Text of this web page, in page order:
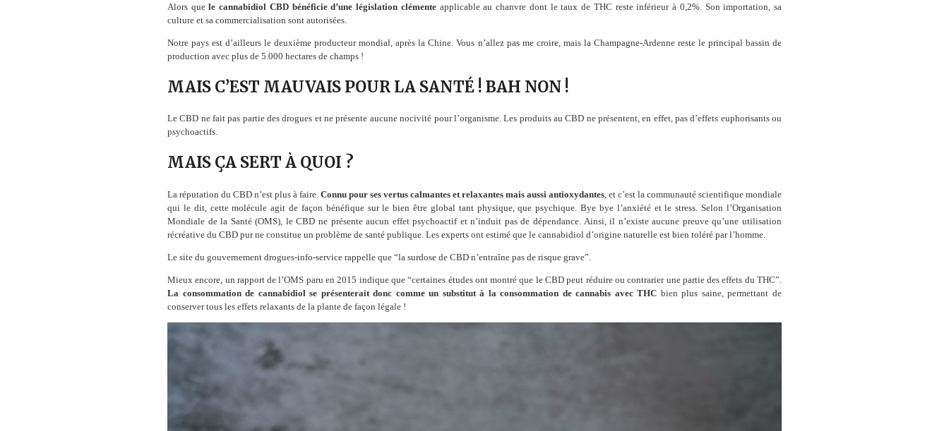
Alors quele cannabidiol CBD bénéficie d’une législation clémenteapplicable au chanvre dont le taux de THC reste inférieur à 0,2%. Son importation, sa
culture et sa commercialisation sont autorisées.
Notre pays est d’ailleurs le deuxième producteur mondial, après la Chine. Vous n’allez pas me croire, mais la Champagne-Ardenne reste le principal bassin de
production avec plus de 5.000 hectares de champs !
MAIS C’EST MAUVAIS POUR LA SANTÉ ! BAH NON !
Le CBD ne fait pas partie des drogues et ne présente aucune nocivité pour l’organisme. Les produits au CBD ne présentent, en effet, pas d’effets euphorisants ou
psychoactifs.
MAIS ÇA SERT À QUOI ?
La réputation du CBD n’est plus à faire. Connu pour ses vertus calmantes et relaxantes mais aussi antioxydantes , et c’est la communauté scientifique mondiale
qui le dit, cette molécule agit de façon bénéfique sur le bien être global tant physique, que psychique. Bye bye l’anxiété et le stress. Selon l’Organisation
Mondiale de la Santé (OMS), le CBD ne présente aucun effet psychoactif et n’induit pas de dépendance. Ainsi, il n’existe aucune preuve qu’une utilisation
récréative du CBD pur ne constitue un problème de santé publique. Les experts ont estimé que le cannabidiol d’origine naturelle est bien toléré par l’homme.
Le site du gouvernement drogues-info-service rappelle que “la surdose de CBD n’entraîne pas de risque grave”.
Mieux encore, un rapport de l’OMS paru en 2015 indique que “certaines études ont montré que le CBD peut réduire ou contrarier une partie des effets du THC”.
La consommation de cannabidiol se présenterait donc comme un substitut à la consommation de cannabis avec THC bien plus saine, permettant de
conserver tous les effets relaxants de la plante de façon légale !